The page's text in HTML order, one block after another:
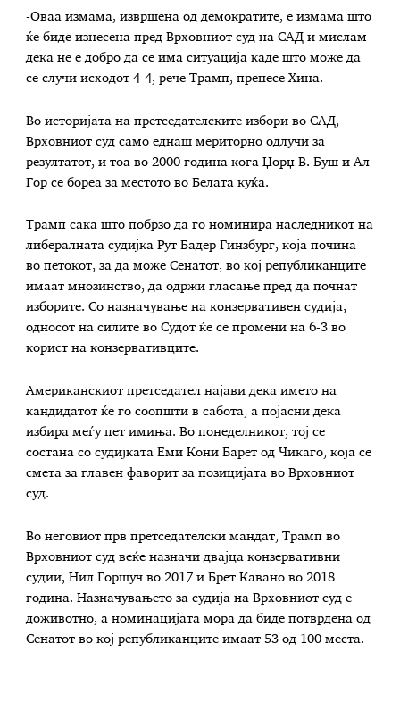
-Оваа измама, извршена од демократите, е измама што
ќе биде изнесена пред Врховниот суд на САД и мислам
дека не е добро да се има ситуација каде што може да
се случи исходот 4-4, рече Трамп, пренесе Хина.
Во историјата на претседателските избори во САД,
Врховниот суд само еднаш мериторно одлучи за
резултатот, и тоа во 2000 година кога Џорџ В. Буш и Ал
Гор се бореа за местото во Белата куќа.
Трамп сака што побрзо да го номинира наследникот на
либералната судијка Рут Бадер Гинзбург, која почина
во петокот, за да може Сенатот, во кој републиканците
имаат мнозинство, да одржи гласање пред да почнат
изборите. Со назначување на конзервативен судија,
односот на силите во Судот ќе се промени на 6-3 во
корист на конзервативците.
Американскиот претседател најави дека името на
кандидатот ќе го соопшти в сабота, а појасни дека
избира меѓу пет имиња. Во понеделникот, тој се
состана со судијката Еми Кони Барет од Чикаго, која се
смета за главен фаворит за позицијата во Врховниот
суд.
Во неговиот прв претседателски мандат, Трамп во
Врховниот суд веќе назначи двајца конзервативни
судии, Нил Горшуч во 2017 и Брет Кавано во 2018
година. Назначувањето за судија на Врховниот суд е
доживотно, а номинацијата мора да биде потврдена од
Сенатот во кој републиканците имаат 53 од 100 места.